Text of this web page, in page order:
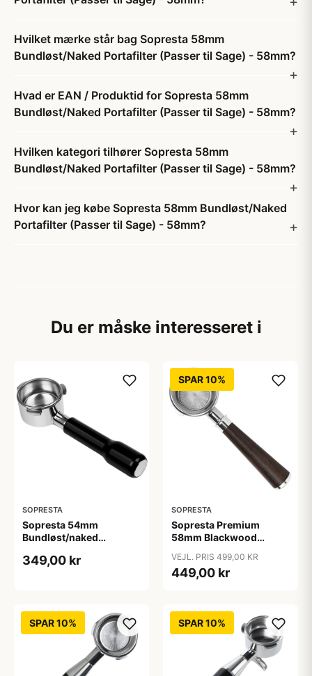
Hvilket mærke står bag Sopresta 58mm
Bundløst/Naked Portafilter (Passer til Sage) - 58mm?
Hvad er EAN / Produktid for Sopresta 58mm
Bundløst/Naked Portafilter (Passer til Sage) - 58mm?
Hvilken kategori tilhører Sopresta 58mm
Bundløst/Naked Portafilter (Passer til Sage) - 58mm?
Hvor kan jeg købe Sopresta 58mm Bundløst/Naked
Portafilter (Passer til Sage) - 58mm?
Du er måske interesseret i
SOPRESTA
Sopresta 54mm
Bundløst/naked
Sage) - 54mm
349,00 kr
SPAR 10%
SOPRESTA
Sopresta Premium
58mm Blackwood
Portafilter - 58mm
VEJL. PRIS 499,00 KR
449,00 kr
SPAR 10% SPAR 10%